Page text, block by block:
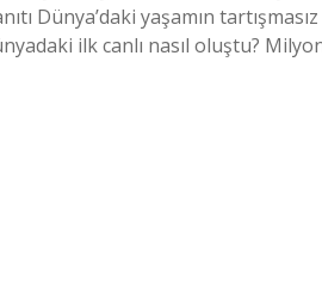
Dünya’daki yaşamın
ilk canlı nasıl oluştu?